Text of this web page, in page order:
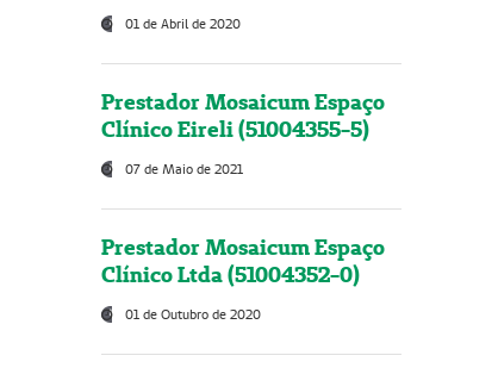
01 de Abril de 2020
Prestador Mosaicum Espaço
Clínico Eireli (51004355-5)
07 de Maio de 2021
Prestador Mosaicum Espaço
Clínico Ltda (51004352-0)
01 de Outubro de 2020